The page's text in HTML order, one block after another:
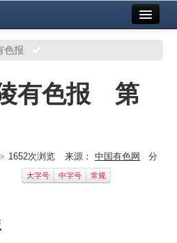
色报
有色报 第
1652次浏览 来源： 中国有色网
分
大字号 中字号 常规